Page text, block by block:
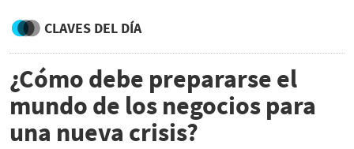
CLAVES DEL DÍA
¿Cómo debe prepararse el
mundo de los negocios para
una nueva crisis?